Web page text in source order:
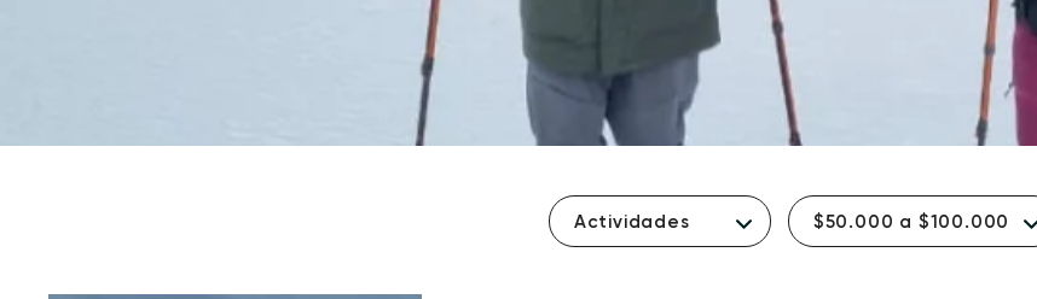
Actividades $50.000 a $100.000